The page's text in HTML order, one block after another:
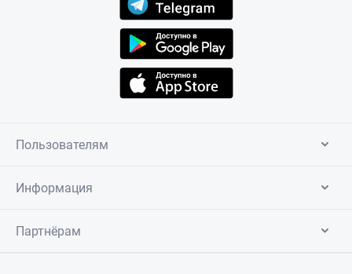
Пользователям
Информация
Партнёрам